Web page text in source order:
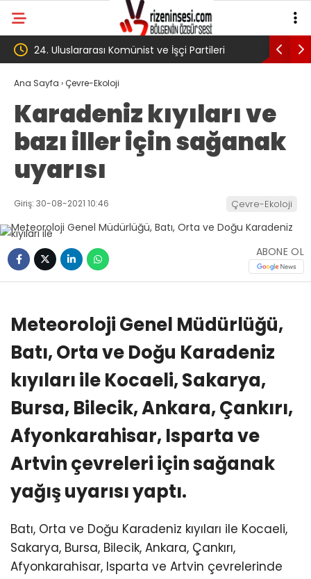
‘Çerçeve yasa’ kanun teklifi Adalet
Komisyonu’ndan geçti
Ana Sayfa ›Çevre-Ekoloji
Karadeniz kıyıları ve
bazı iller için sağanak
uyarısı
Giriş: 30-08-2021 10:46 Çevre-Ekoloji
ABONE OL
Meteoroloji Genel Müdürlüğü,
Batı, Orta ve Doğu Karadeniz
kıyıları ile Kocaeli, Sakarya,
Bursa, Bilecik, Ankara, Çankırı,
Afyonkarahisar, Isparta ve
Artvin çevreleri için sağanak
yağış uyarısı yaptı.
Batı, Orta ve Doğu Karadeniz kıyıları ile Kocaeli,
Sakarya, Bursa, Bilecik, Ankara, Çankırı,
Afyonkarahisar, Isparta ve Artvin çevrelerinde